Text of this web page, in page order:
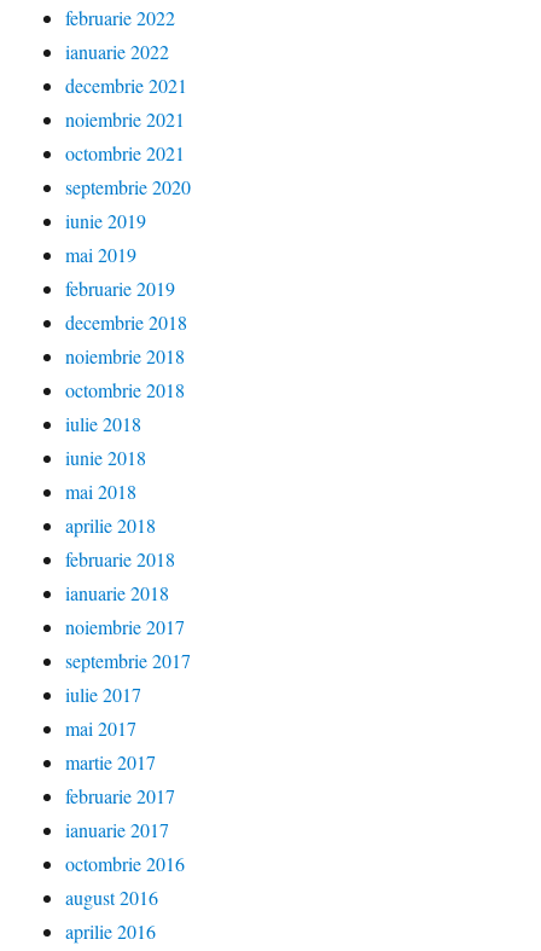
februarie 2022
ianuarie 2022
decembrie 2021
noiembrie 2021
octombrie 2021
septembrie 2020
iunie 2019
mai 2019
februarie 2019
decembrie 2018
noiembrie 2018
octombrie 2018
iulie 2018
iunie 2018
mai 2018
aprilie 2018
februarie 2018
ianuarie 2018
noiembrie 2017
septembrie 2017
iulie 2017
mai 2017
martie 2017
februarie 2017
ianuarie 2017
octombrie 2016
august 2016
aprilie 2016